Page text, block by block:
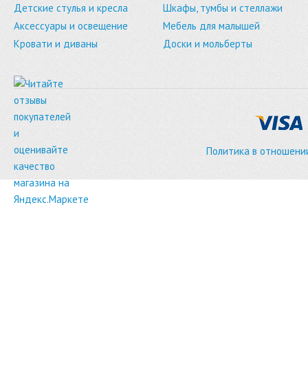
Детские стулья и кресла
Шкафы, тумбы и стеллажи
Аксессуары и освещение
Мебель для малышей
Кровати и диваны
Доски и мольберты
Политика в